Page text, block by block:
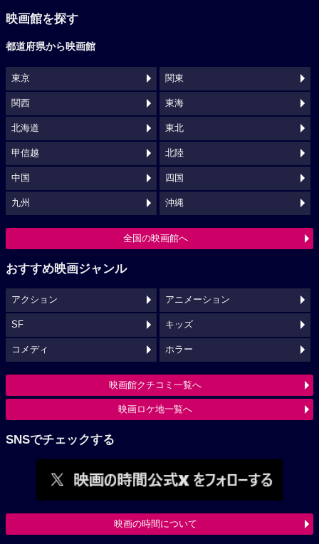
映画館を探す
都道府県から映画館
東京 関東
関西 東海
北海道 東北
甲信越 北陸
中国 四国
九州 沖縄
全国の映画館へ
おすすめ映画ジャンル
アクション アニメーション
SF キッズ
コメディ ホラー
映画館クチコミ一覧へ
映画ロケ地一覧へ
SNSでチェックする
映画の時間について